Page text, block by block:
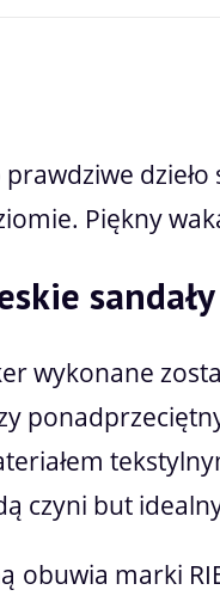
prawdziwe
Piękny
wykonane
czyni but
obuwia marki